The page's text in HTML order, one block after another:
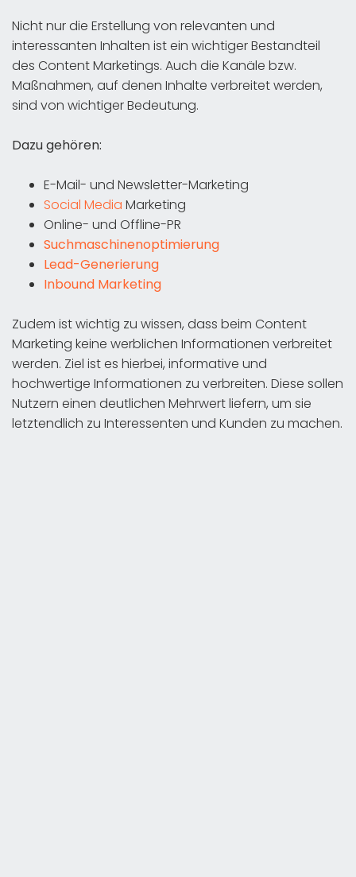
Nicht nur die Erstellung von relevanten und
interessanten Inhalten ist ein wichtiger Bestandteil
des Content Marketings. Auch die Kanäle bzw.
Maßnahmen, auf denen Inhalte verbreitet werden,
sind von wichtiger Bedeutung.
Dazu gehören:
E-Mail- und Newsletter-Marketing
Social Media Marketing
Online- und Offline-PR
Suchmaschinenoptimierung
Lead-Generierung
Inbound Marketing
Zudem ist wichtig zu wissen, dass beim Content
Marketing keine werblichen Informationen verbreitet
werden. Ziel ist es hierbei, informative und
hochwertige Informationen zu verbreiten. Diese sollen
Nutzern einen deutlichen Mehrwert liefern, um sie
letztendlich zu Interessenten und Kunden zu machen.